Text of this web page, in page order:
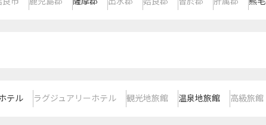
テル ラグジュアリーホテル 観光地旅館 温泉地旅館 高級旅館